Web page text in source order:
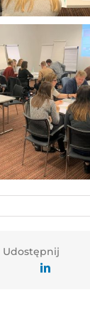
Udostępnij